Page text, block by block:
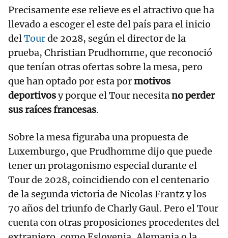
Precisamente ese relieve es el atractivo que ha
llevado a escoger el este del país para el inicio
delTourde 2028, según el director de la
prueba, Christian Prudhomme, que reconoció
que tenían otras ofertas sobre la mesa, pero
que han optado por esta pormotivos
deportivosy porque el Tour necesitano perder
sus raíces francesas.
Sobre la mesa figuraba una propuesta de
Luxemburgo, que Prudhomme dijo que puede
tener un protagonismo especial durante el
Tour de 2028, coincidiendo con el centenario
de la segunda victoria de Nicolas Frantz y los
70 años del triunfo de Charly Gaul. Pero el Tour
cuenta con otras proposiciones procedentes del